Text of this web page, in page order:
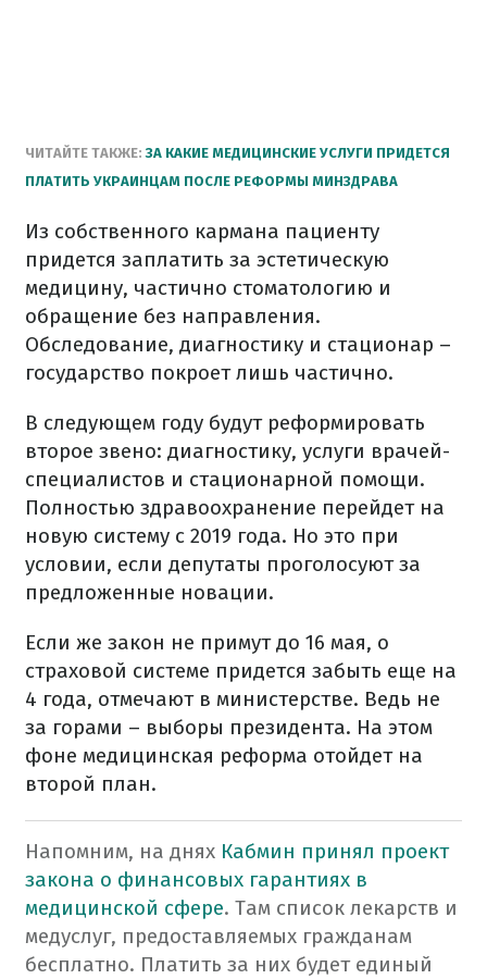
ЧИТАЙТЕ ТАКЖЕ:ЗА КАКИЕ МЕДИЦИНСКИЕ УСЛУГИ ПРИДЕТСЯ
ПЛАТИТЬ УКРАИНЦАМ ПОСЛЕ РЕФОРМЫ МИНЗДРАВА
Из собственного кармана пациенту
придется заплатить за эстетическую
медицину, частично стоматологию и
обращение без направления.
Обследование, диагностику и стационар –
государство покроет лишь частично.
В следующем году будут реформировать
второе звено: диагностику, услуги врачей-
специалистов и стационарной помощи.
Полностью здравоохранение перейдет на
новую систему с 2019 года. Но это при
условии, если депутаты проголосуют за
предложенные новации.
Если же закон не примут до 16 мая, о
страховой системе придется забыть еще на
4 года, отмечают в министерстве. Ведь не
за горами – выборы президента. На этом
фоне медицинская реформа отойдет на
второй план.
Напомним, на днях Кабмин принял проект
закона о финансовых гарантиях в
медицинской сфере. Там список лекарств и
медуслуг, предоставляемых гражданам
бесплатно. Платить за них будет единый